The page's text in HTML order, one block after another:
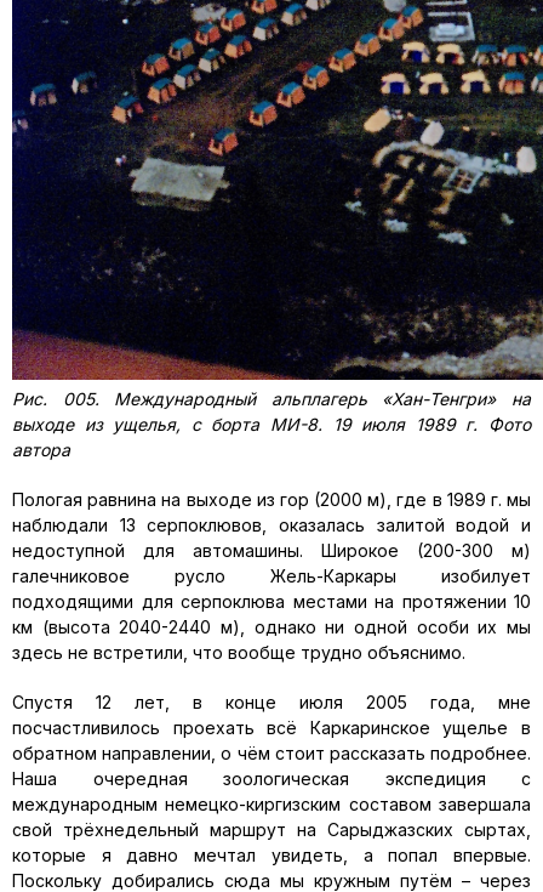
Рис. 005. Международный альплагерь «Хан-Тенгри» на
выходе из ущелья, с борта МИ-8. 19 июля 1989 г. Фото
автора
Пологая равнина на выходе из гор (2000 м), где в 1989 г. мы
наблюдали 13 серпоклювов, оказалась залитой водой и
недоступной для автомашины. Широкое (200-300 м)
галечниковое русло Жель-Каркары изобилует
подходящими для серпоклюва местами на протяжении 10
км (высота 2040-2440 м), однако ни одной особи их мы
здесь не встретили, что вообще трудно объяснимо.
Спустя 12 лет, в конце июля 2005 года, мне
посчастливилось проехать всё Каркаринское ущелье в
обратном направлении, о чём стоит рассказать подробнее.
Наша очередная зоологическая экспедиция с
международным немецко-киргизским составом завершала
свой трёхнедельный маршрут на Сарыджазских сыртах,
которые я давно мечтал увидеть, а попал впервые.
Поскольку добирались сюда мы кружным путём – через